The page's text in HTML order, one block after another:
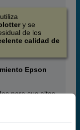
y se
de los
calidad de
Epson
para sus altas
impresión y